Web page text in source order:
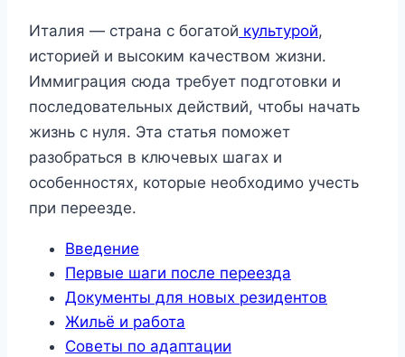
Италия — страна с богатой культурой,
историей и высоким качеством жизни.
Иммиграция сюда требует подготовки и
последовательных действий, чтобы начать
жизнь с нуля. Эта статья поможет
разобраться в ключевых шагах и
особенностях, которые необходимо учесть
при переезде.
Введение
Первые шаги после переезда
Документы для новых резидентов
Жильё и работа
Советы по адаптации